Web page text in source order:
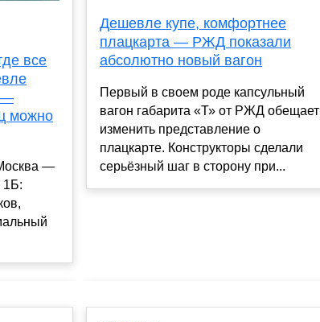
все
—
можно
—
1Б:
Дешевле купе, комфортнее
плацкарта — РЖД показали
абсолютно новый вагон
Первый в своем роде капсульный
вагон габарита «Т» от РЖД обещает
изменить представление о
плацкарте. Конструкторы сделали
серьёзный шаг в сторону при...